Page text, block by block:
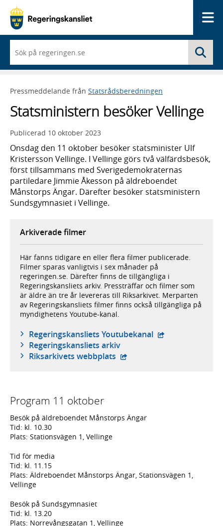
du
börjar
skriva
framträder
lista
med
sökförslag
Pressmeddelande från Statsrådsberedningen
Statsministern besöker Vellinge
Publicerad 10 oktober 2023
Onsdag den 11 oktober besöker statsminister Ulf
Kristersson Vellinge. I Vellinge görs två välfärdsbesök,
först tillsammans med Sverigedemokraternas
partiledare Jimmie Åkesson på äldreboendet
Månstorps Ängar. Därefter besöker statsministern
Sundsgymnasiet i Vellinge.
Arkiverade filmer
Här fanns tidigare en eller flera filmer publicerade.
Filmer sparas vanligtvis i sex månader på
regeringen.se. Därefter finns de tillgängliga i
Regeringskansliets arkiv. Pressträffar och filmer som
är äldre än tre år levereras till Riksarkivet. Merparten
av Regeringskansliets filmer finns också tillgängliga på
myndighetens Youtube-kanal.
Regeringskansliets Youtubekanal - extern
Regeringskansliets arkiv
Riksarkivets webbplats - extern webbplats,
Program 11 oktober
Besök på äldreboendet Månstorps Ängar
Tid: kl. 10.30
Plats: Stationsvägen 1, Vellinge
Tid för media
Tid: kl. 11.15
Plats: Äldreboendet Månstorps Ängar, Stationsvägen 1,
Vellinge
Besök på Sundsgymnasiet
Tid: kl. 13.20
Plats: Norrevångsgatan 1, Vellinge